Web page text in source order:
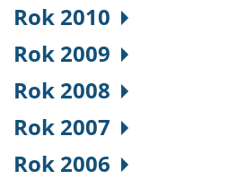
Rok 2010
Rok 2009
Rok 2008
Rok 2007
Rok 2006